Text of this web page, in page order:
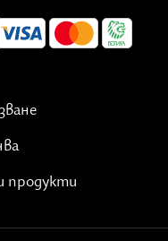
продукти